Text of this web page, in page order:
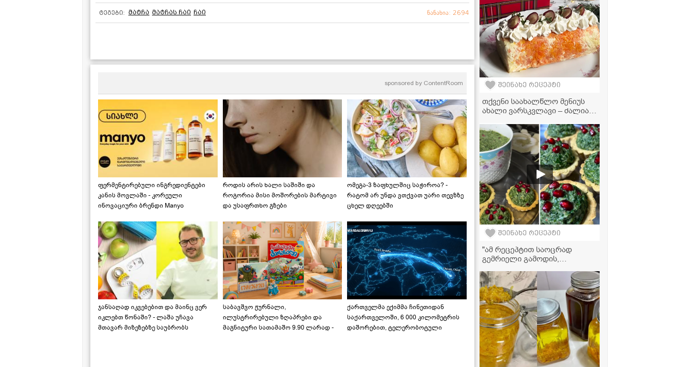
ტეგები: მატჩა მატჩას ჩაი ჩაი ნანახია: 2694
sponsored by ContentRoom
ფერმენტირებული ინგრედიენტები
კანის მოვლაში - კორეული
ინოვაციური ბრენდი Manyo
როდის არის ხალი საშიში და
როგორია მისი მოშორების მარტივი
და უსაფრთხო გზები
ომეგა-3 ზაფხულშიც საჭიროა? -
რატომ არ უნდა ვთქვათ უარი თევზზე
ცხელ დღეებში
ჯანსაღად იკვებებით და მაინც ვერ
იკლებთ წონაში? - ლაშა უჩავა
მთავარ მიზეზებზე საუბრობს
საბავშვო ჟურნალი,
ილუსტრირებული ზღაპრები და
მაგნიტური სათამაშო 9.90 ლარად -
ქართველმა ექიმმა ჩინეთიდან
საქართველოში, 6 000 კილომეტრის
დაშორებით, ტელერობოტული
შეინახე რეცეპტი
თქვენი საახალწლო მენიუს
ახალი ვარსკვლავი – ძალიან
სალათა "მიმოზა"
შეინახე რეცეპტი
"ამ რეცეპტით საოცრად
გემრიელი გამოდის,
მომზადება!" - ისპანახის
მომზადება მჭადებთან ერთად
აეროგრილში